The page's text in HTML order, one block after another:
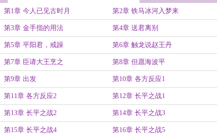
第1章 今人已见古时月 第2章 铁马冰河入梦来
第3章 金手指的用法 第4章 送君离别
第5章 平阳君，戒躁 第6章 触龙说赵王丹
第7章 臣请大王烹之 第8章 但愿海波平
第9章 出发 第10章 各方反应1
第11章 各方反应2 第12章 长平之战1
第13章 长平之战2 第14章 长平之战3
第15章 长平之战4 第16章 长平之战5